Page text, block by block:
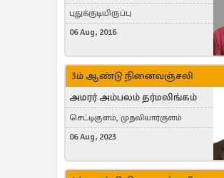
புதுக்குடியிருப்பு
06 Aug, 2016
3ம் ஆண்டு நினைவஞ்சலி
அமரர் அம்பலம் தர்மலிங்கம்
செட்டிகுளம், முதலியார்குளம்
06 Aug, 2023